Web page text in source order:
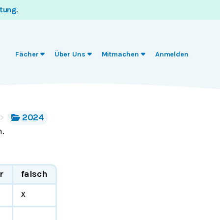
.
Fächer Über Uns Mitmachen Anmelden
2024
falsch
x